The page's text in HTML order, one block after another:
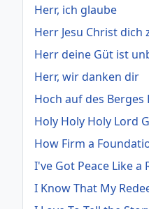
Herr, ich glaube
Herr Jesu Christ dich
Herr deine Güt ist
Herr, wir danken dir
Hoch auf des Berges
Holy Holy Holy Lord
How Firm a
I've Got Peace Like a
I Know That My